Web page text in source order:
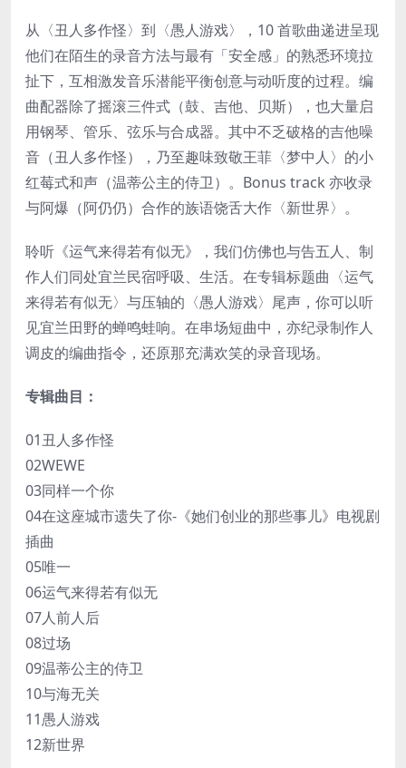
从〈丑人多作怪〉到〈愚人游戏〉，10 首歌曲递进呈现
他们在陌生的录音方法与最有「安全感」的熟悉环境拉
扯下，互相激发音乐潜能平衡创意与动听度的过程。编
曲配器除了摇滚三件式（鼓、吉他、贝斯），也大量启
用钢琴、管乐、弦乐与合成器。其中不乏破格的吉他噪
音（丑人多作怪），乃至趣味致敬王菲〈梦中人〉的小
红莓式和声（温蒂公主的侍卫）。Bonus track 亦收录
与阿爆（阿仍仍）合作的族语饶舌大作〈新世界〉。
聆听《运气来得若有似无》，我们仿佛也与告五人、制
作人们同处宜兰民宿呼吸、生活。在专辑标题曲〈运气
来得若有似无〉与压轴的〈愚人游戏〉尾声，你可以听
见宜兰田野的蝉鸣蛙响。在串场短曲中，亦纪录制作人
调皮的编曲指令，还原那充满欢笑的录音现场。
专辑曲目：
01丑人多作怪
02WEWE
03同样一个你
04在这座城市遗失了你-《她们创业的那些事儿》电视剧
插曲
05唯一
06运气来得若有似无
07人前人后
08过场
09温蒂公主的侍卫
10与海无关
11愚人游戏
12新世界